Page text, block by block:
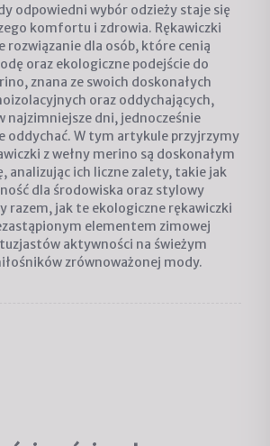
odpowiedni wybór odzieży staje się
komfortu i zdrowia. Rękawiczki
rozwiązanie dla osób, które cenią
oraz ekologiczne podejście do
znana ze swoich doskonałych
oraz oddychających,
najzimniejsze dni, jednocześnie
oddychać. W tym artykule przyjrzymy
z wełny merino są doskonałym
analizując ich liczne zalety, takie jak
dla środowiska oraz stylowy
razem, jak te ekologiczne rękawiczki
elementem zimowej
aktywności na świeżym
zrównoważonej mody.